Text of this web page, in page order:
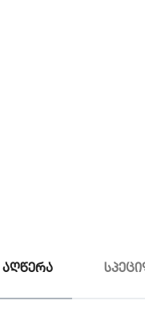
აღწერა